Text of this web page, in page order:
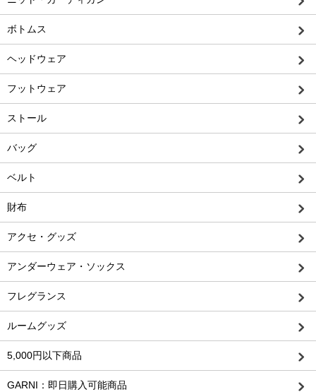
ボトムス
ヘッドウェア
フットウェア
ストール
バッグ
ベルト
財布
アクセ・グッズ
アンダーウェア・ソックス
フレグランス
ルームグッズ
5,000円以下商品
GARNI：即日購入可能商品